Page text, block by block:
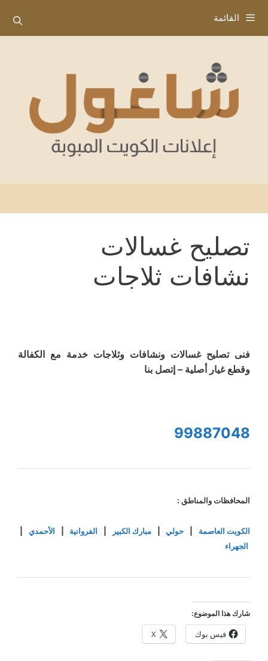
إلى
المحتوى
القائمة
تصليح غسالات
نشافات ثلاجات
فنى تصليح غسالات ونشافات وثلاجات خدمة مع الكفالة
وقطع غيار أصلية – إتصل بنا
99887048
المحافظات والمناطق :
الكويت العاصمة حولي|مبارك الكبير الفروانية الأحمدي
الجهراء
شارك هذا الموضوع:
فيس بوك X